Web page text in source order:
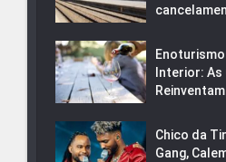
Interior: As
Chico da
Gang,